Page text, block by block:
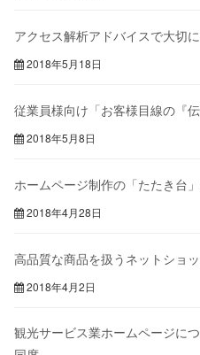
アクセス解析アドバイスで大切
2018年5月18日
従業員様向け「お客様目線の『
2018年5月8日
ホームページ制作の「たたき台
2018年4月28日
高品質な商品を扱うネットショ
2018年4月2日
観光サービス業ホームページに